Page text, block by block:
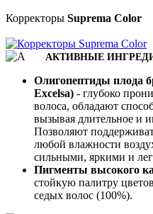
Корректоры Suprema Color
АКТИВНЫЕ
Олигопептиды плода
Excelsa) - глубоко
волоса, обладают
вызывая длительное и
Позволяют
любой влажности
сильными, яркими и
Пигменты высокого
стойкую палитру
седых волос (100%).